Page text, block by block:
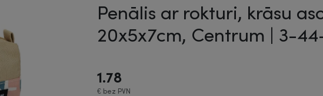
Penālis ar rokturi, krāsu
20x5x7cm, Centrum | 3-
1.78
€ bez PVN